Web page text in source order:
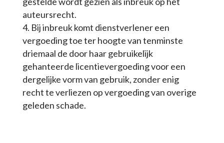
auteursrecht.
Bij inbreuk komt dienstverlener een
vergoeding toe ter hoogte van tenminste
driemaal de door haar gebruikelijk
gehanteerde licentievergoeding voor een
dergelijke vorm van gebruik, zonder enig
recht te verliezen op vergoeding van overige
geleden schade.